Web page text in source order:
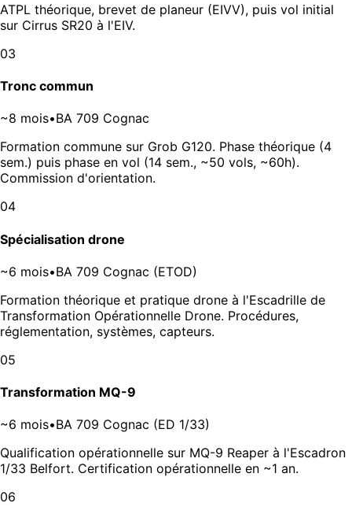
ATPL théorique, brevet de planeur (EIVV), puis vol initial
sur Cirrus SR20 à l'EIV.
03
Tronc commun
~8 mois•BA 709 Cognac
Formation commune sur Grob G120. Phase théorique (4
sem.) puis phase en vol (14 sem., ~50 vols, ~60h).
Commission d'orientation.
04
Spécialisation drone
~6 mois•BA 709 Cognac (ETOD)
Formation théorique et pratique drone à l'Escadrille de
Transformation Opérationnelle Drone. Procédures,
réglementation, systèmes, capteurs.
05
Transformation MQ-9
~6 mois•BA 709 Cognac (ED 1/33)
Qualification opérationnelle sur MQ-9 Reaper à l'Escadron
1/33 Belfort. Certification opérationnelle en ~1 an.
06